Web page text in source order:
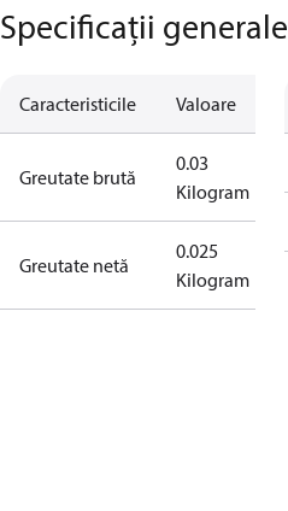
Specificații generale
Caracteristicile Valoare
Greutate brută
0.03
Kilogram
Greutate netă
0.025
Kilogram